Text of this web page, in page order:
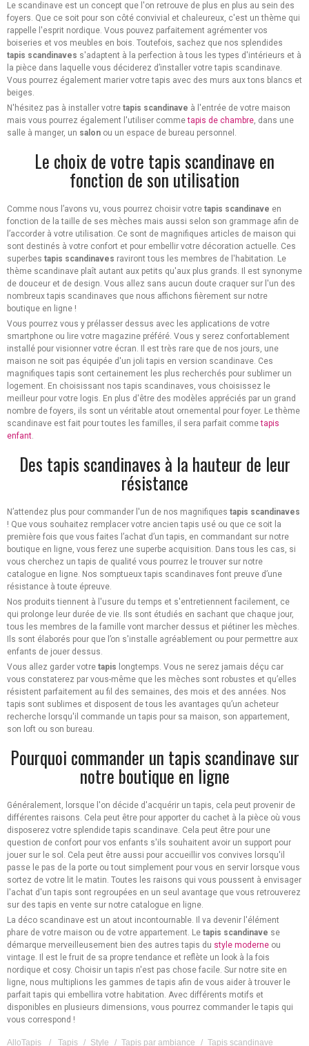
Le scandinave est un concept que l'on retrouve de plus en plus au sein des
foyers. Que ce soit pour son côté convivial et chaleureux, c'est un thème qui
rappelle l'esprit nordique. Vous pouvez parfaitement agrémenter vos
boiseries et vos meubles en bois. Toutefois, sachez que nos splendides
tapis scandinaves s'adaptent à la perfection à tous les types d'intérieurs et à
la pièce dans laquelle vous déciderez d’installer votre tapis scandinave.
Vous pourrez également marier votre tapis avec des murs aux tons blancs et
beiges.
N'hésitez pas à installer votre tapis scandinave à l'entrée de votre maison
mais vous pourrez également l'utiliser commetapis de chambre, dans une
salle à manger, un salon ou un espace de bureau personnel.
Le choix de votre tapis scandinave en
fonction de son utilisation
Comme nous l’avons vu, vous pourrez choisir votre tapis scandinave en
fonction de la taille de ses mèches mais aussi selon son grammage afin de
l’accorder à votre utilisation. Ce sont de magnifiques articles de maison qui
sont destinés à votre confort et pour embellir votre décoration actuelle. Ces
superbes tapis scandinaves raviront tous les membres de l'habitation. Le
thème scandinave plaît autant aux petits qu'aux plus grands. Il est synonyme
de douceur et de design. Vous allez sans aucun doute craquer sur l'un des
nombreux tapis scandinaves que nous affichons fièrement sur notre
boutique en ligne !
Vous pourrez vous y prélasser dessus avec les applications de votre
smartphone ou lire votre magazine préféré. Vous y serez confortablement
installé pour visionner votre écran. Il est très rare que de nos jours, une
maison ne soit pas équipée d'un joli tapis en version scandinave. Ces
magnifiques tapis sont certainement les plus recherchés pour sublimer un
logement. En choisissant nos tapis scandinaves, vous choisissez le
meilleur pour votre logis. En plus d'être des modèles appréciés par un grand
nombre de foyers, ils sont un véritable atout ornemental pour foyer. Le thème
scandinave est fait pour toutes les familles, il sera parfait commetapis
enfant.
Des tapis scandinaves à la hauteur de leur
résistance
N’attendez plus pour commander l'un de nos magnifiques tapis scandinaves
! Que vous souhaitez remplacer votre ancien tapis usé ou que ce soit la
première fois que vous faites l’achat d’un tapis, en commandant sur notre
boutique en ligne, vous ferez une superbe acquisition. Dans tous les cas, si
vous cherchez un tapis de qualité vous pourrez le trouver sur notre
catalogue en ligne. Nos somptueux tapis scandinaves font preuve d’une
résistance à toute épreuve.
Nos produits tiennent à l'usure du temps et s'entretiennent facilement, ce
qui prolonge leur durée de vie. Ils sont étudiés en sachant que chaque jour,
tous les membres de la famille vont marcher dessus et piétiner les mèches.
Ils sont élaborés pour que l’on s'installe agréablement ou pour permettre aux
enfants de jouer dessus.
Vous allez garder votre tapis longtemps. Vous ne serez jamais déçu car
vous constaterez par vous-même que les mèches sont robustes et qu’elles
résistent parfaitement au fil des semaines, des mois et des années. Nos
tapis sont sublimes et disposent de tous les avantages qu’un acheteur
recherche lorsqu'il commande un tapis pour sa maison, son appartement,
son loft ou son bureau.
Pourquoi commander un tapis scandinave sur
notre boutique en ligne
Généralement, lorsque l'on décide d'acquérir un tapis, cela peut provenir de
différentes raisons. Cela peut être pour apporter du cachet à la pièce où vous
disposerez votre splendide tapis scandinave. Cela peut être pour une
question de confort pour vos enfants s'ils souhaitent avoir un support pour
jouer sur le sol. Cela peut être aussi pour accueillir vos convives lorsqu'il
passe le pas de la porte ou tout simplement pour vous en servir lorsque vous
sortez de votre lit le matin. Toutes les raisons qui vous poussent à envisager
l'achat d'un tapis sont regroupées en un seul avantage que vous retrouverez
sur des tapis en vente sur notre catalogue en ligne.
La déco scandinave est un atout incontournable. Il va devenir l'élément
phare de votre maison ou de votre appartement. Le tapis scandinave se
démarque merveilleusement bien des autres tapis du style moderne ou
vintage. Il est le fruit de sa propre tendance et reflète un look à la fois
nordique et cosy. Choisir un tapis n'est pas chose facile. Sur notre site en
ligne, nous multiplions les gammes de tapis afin de vous aider à trouver le
parfait tapis qui embellira votre habitation. Avec différents motifs et
disponibles en plusieurs dimensions, vous pourrez commander le tapis qui
vous correspond !
AlloTapis / Tapis / Style / Tapis par ambiance / Tapis scandinave